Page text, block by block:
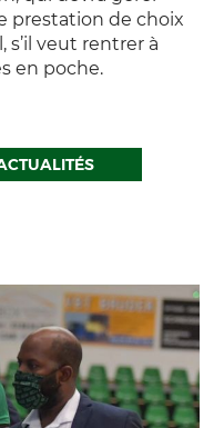
prestation de choix
veut rentrer à
en poche.